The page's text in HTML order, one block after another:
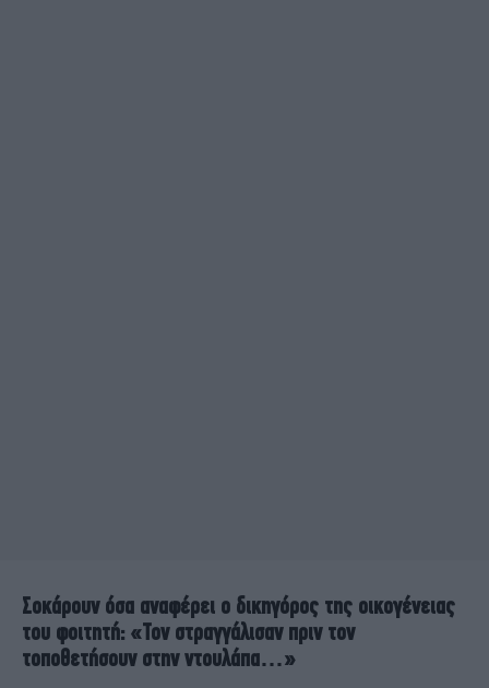
Σοκάρουν όσα αναφέρει ο δικηγόρος της οικογένειας
του φοιτητή: «Τον στραγγάλισαν πριν τον
τοποθετήσουν στην ντουλάπα…»